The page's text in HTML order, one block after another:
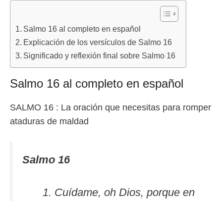
Salmo 16 al completo en español
Explicación de los versículos de Salmo 16
Significado y reflexión final sobre Salmo 16
Salmo 16 al completo en español
SALMO 16 : La oración que necesitas para romper
ataduras de maldad
Salmo 16
Cuídame, oh Dios, porque en